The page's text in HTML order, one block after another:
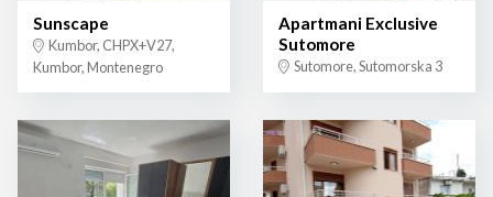
Sunscape
Kumbor, CHPX+V27,
Kumbor, Montenegro
Apartmani Exclusive
Sutomore
Sutomore, Sutomorska 3